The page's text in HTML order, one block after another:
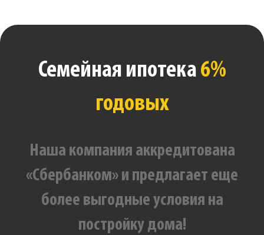
Семейная ипотека 6%
годовых
Наша компания аккредитована
«Сбербанком» и предлагает еще
более выгодные условия на
постройку дома!